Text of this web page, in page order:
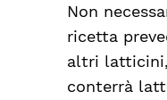
Non
ricetta
altri
conterrà